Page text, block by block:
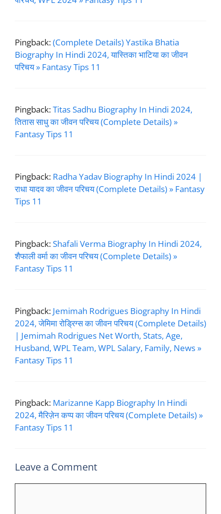
Pingback:(Complete Details) Yastika Bhatia
Biography In Hindi 2024, यास्तिका भाटिया का जीवन
परिचय » Fantasy Tips 11
Pingback:Titas Sadhu Biography In Hindi 2024,
तितास साधु का जीवन परिचय (Complete Details) »
Fantasy Tips 11
Pingback: Radha Yadav Biography In Hindi 2024 |
राधा यादव का जीवन परिचय (Complete Details) » Fantasy
Tips 11
Pingback:Shafali Verma Biography In Hindi 2024,
शैफाली वर्मा का जीवन परिचय (Complete Details) »
Fantasy Tips 11
Pingback: Jemimah Rodrigues Biography In Hindi
2024, जेमिमा रोड्रिग्स का जीवन परिचय (Complete Details)
| Jemimah Rodrigues Net Worth, Stats, Age,
Husband, WPL Team, WPL Salary, Family, News »
Fantasy Tips 11
Pingback: Marizanne Kapp Biography In Hindi
2024, मैरिज़ेन कप्प का जीवन परिचय (Complete Details) »
Fantasy Tips 11
Leave a Comment